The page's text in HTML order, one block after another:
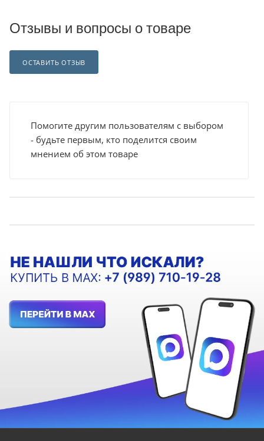
Отзывы и вопросы о товаре
ОСТАВИТЬ ОТЗЫВ
Помогите другим пользователям с выбором
- будьте первым, кто поделится своим
мнением об этом товаре